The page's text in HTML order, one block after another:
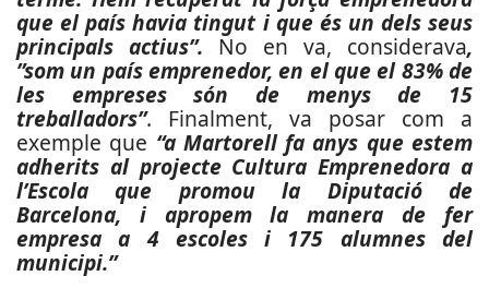
que el país havia tingut i que és un dels seus
principals actius”. No en va, considerava,
”som un país emprenedor, en el que el 83% de
les empreses són de menys de 15
treballadors”. Finalment, va posar com a
exemple que “a Martorell fa anys que estem
adherits al projecte Cultura Emprenedora a
l’Escola que promou la Diputació de
Barcelona, i apropem la manera de fer
empresa a 4 escoles i 175 alumnes del
municipi.”